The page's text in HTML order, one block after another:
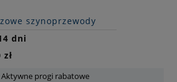
szynoprzewody
dni
zł
Aktywne progi rabatowe